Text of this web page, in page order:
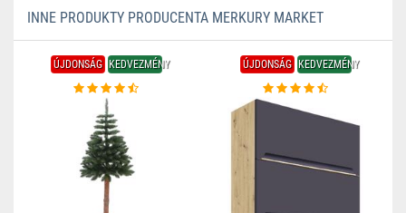
INNE PRODUKTY PRODUCENTA MERKURY MARKET
ÚJDONSÁG KEDVEZMÉNY ÚJDONSÁG KEDVEZMÉNY